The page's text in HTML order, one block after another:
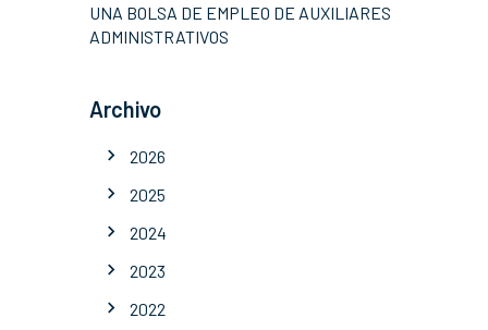
UNA BOLSA DE EMPLEO DE AUXILIARES
ADMINISTRATIVOS
Archivo
2026
2025
2024
2023
2022